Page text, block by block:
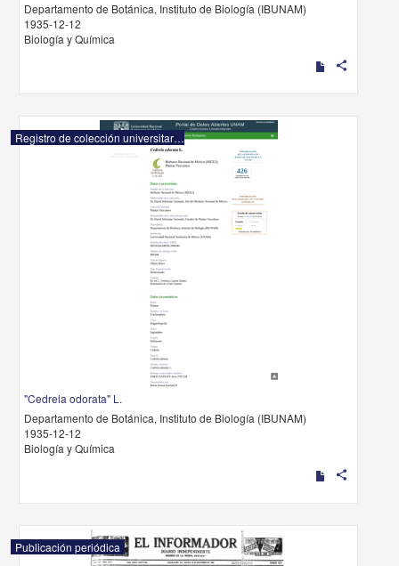
Departamento de Botánica, Instituto de Biología (IBUNAM)
1935-12-12
Biología y Química
share
Registro de colección universitaria
"Cedrela odorata" L.
Departamento de Botánica, Instituto de Biología (IBUNAM)
1935-12-12
Biología y Química
share
Publicación periódica